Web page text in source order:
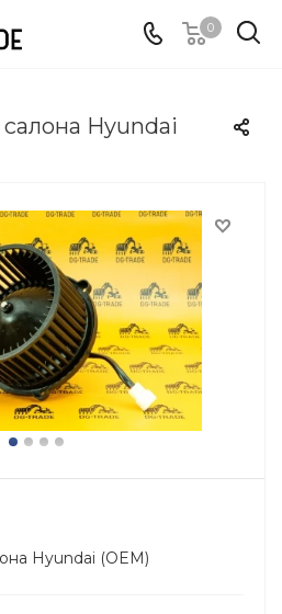
0
Hyundai
Hyundai (OEM)